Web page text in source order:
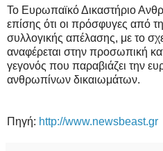
Το Ευρωπαϊκό Δικαστήριο
επίσης ότι οι πρόσφυγες από
συλλογικής απέλασης, με το
αναφέρεται στην προσωπική
γεγονός που παραβιάζει την
ανθρωπίνων δικαιωμάτων.
Πηγή: http://www.newsbeast.gr